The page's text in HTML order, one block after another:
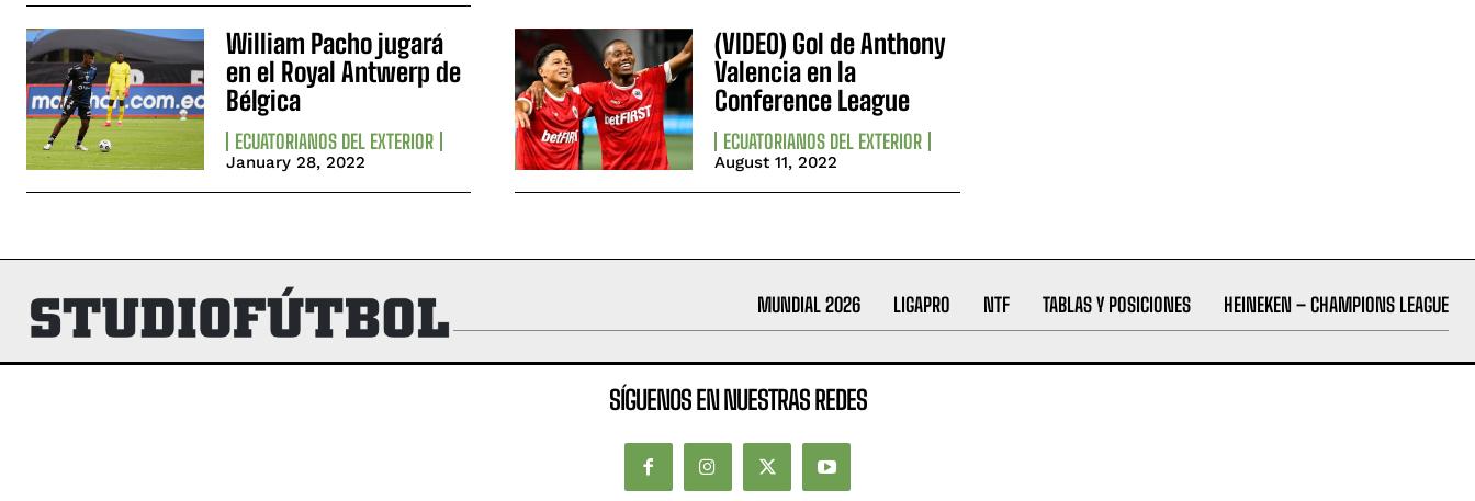
William Pacho jugará
en el Royal Antwerp de
Bélgica
ECUATORIANOS DEL EXTERIOR
January 28, 2022
(VIDEO) Gol de Anthony
Valencia en la
Conference League
ECUATORIANOS DEL EXTERIOR
August 11, 2022
MUNDIAL 2026 LIGAPRO NTF TABLAS Y POSICIONES HEINEKEN – CHAMPIONS LEAGUE
SÍGUENOS EN NUESTRAS REDES